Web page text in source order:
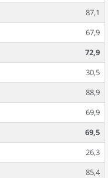
87,1
67,9
72,9
30,5
88,9
69,9
69,5
26,3
85,4